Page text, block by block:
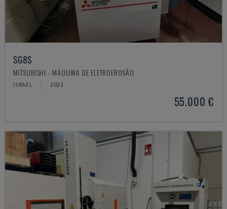
SG8S
MITSUBISHI - MÁQUINA DE ELETROEROSÃO
ISRAEL 2023
55.000 €